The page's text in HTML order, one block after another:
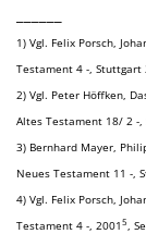
1) Vgl. Felix Porsch,
Testament 4 -, Stuttgart
2) Vgl. Peter Höffken,
Altes Testament 18/ 2 -
3) Bernhard Mayer,
Neues Testament 11 -,
4) Vgl. Felix Porsch,
Testament 4 -, 20015,